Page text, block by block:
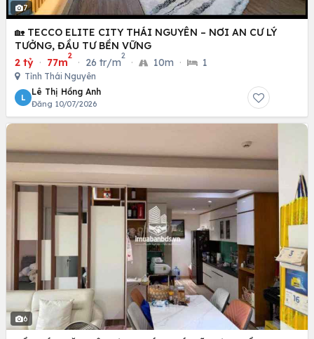
7
🏡 TECCO ELITE CITY THÁI NGUYÊN – NƠI AN CƯ LÝ
TƯỞNG, ĐẦU TƯ BỀN VỮNG
2 tỷ · 77m
2
· 26 tr/m
2
· 10m · 1
Tỉnh Thái Nguyên
L
Lê Thị Hồng Anh
Đăng 10/07/2026
6